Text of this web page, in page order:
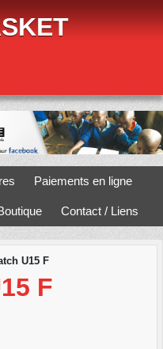
Paiements en ligne
Contact / Liens
U15 F
F